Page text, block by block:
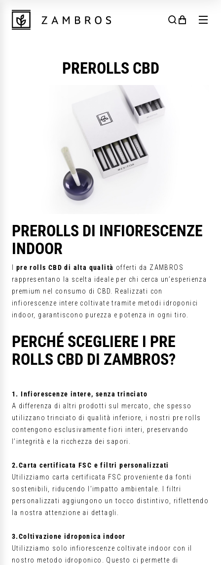
PREROLLS CBD
PREROLLS DI INFIORESCENZE
INDOOR
pre rolls CBD di alta qualità offerti da ZAMBROS
rappresentano la scelta ideale per chi cerca un’esperienza
premium nel consumo di CBD. Realizzati con
infiorescenze intere coltivate tramite metodi idroponici
indoor, garantiscono purezza e potenza in ogni tiro.
PERCHÉ SCEGLIERE I PRE
ROLLS CBD DI ZAMBROS?
1. Infiorescenze intere, senza trinciato
A differenza di altri prodotti sul mercato, che spesso
utilizzano trinciato di qualità inferiore, i nostri pre rolls
contengono esclusivamente fiori interi, preservando
l’integrità e la ricchezza dei sapori.
2.Carta certificata FSC e filtri personalizzati
Utilizziamo carta certificata FSC proveniente da fonti
sostenibili, riducendo l’impatto ambientale. I filtri
personalizzati aggiungono un tocco distintivo, riflettendo
la nostra attenzione ai dettagli.
3.Coltivazione idroponica indoor
Utilizziamo solo infiorescenze coltivate indoor con il
nostro metodo idroponico. Questo ci permette di